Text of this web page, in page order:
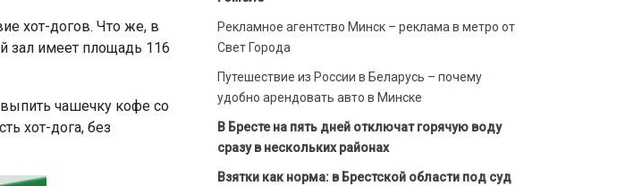
хот-догов. Что же, в
зал имеет площадь 116
чашечку кофе со
хот-дога, без
Рекламное агентство Минск – реклама в метро от
Свет Города
Путешествие из России в Беларусь – почему
удобно арендовать авто в Минске
В Бресте на пять дней отключат горячую воду
сразу в нескольких районах
Взятки как норма: в Брестской области под суд